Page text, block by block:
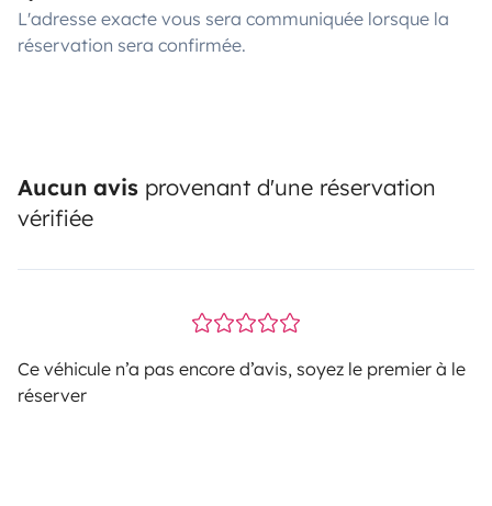
L'adresse exacte vous sera communiquée lorsque la
réservation sera confirmée.
Aucun avis provenant d'une réservation
vérifiée
Ce véhicule n’a pas encore d’avis, soyez le premier à le
réserver